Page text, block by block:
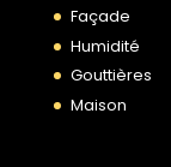
Façade
Humidité
Gouttières
Maison